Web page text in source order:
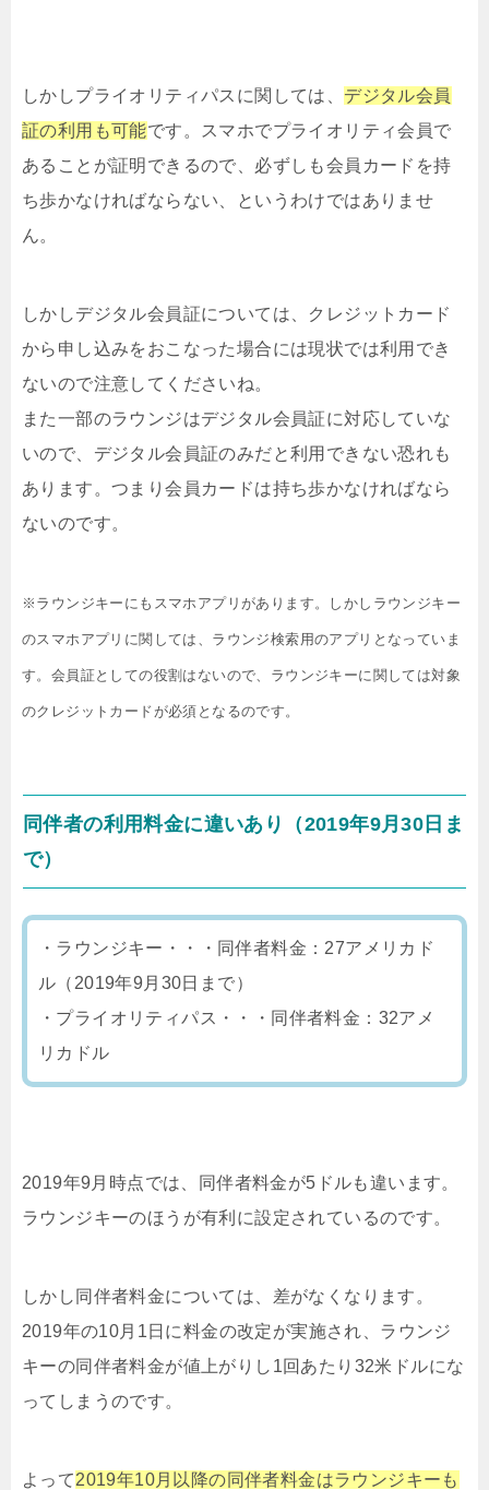
しかしプライオリティパスに関しては、 デジタル会員
証の利用も可能です。スマホでプライオリティ会員で
あることが証明できるので、必ずしも会員カードを持
ち歩かなければならない、というわけではありませ
ん。
しかしデジタル会員証については、クレジットカード
から申し込みをおこなった場合には現状では利用でき
ないので注意してくださいね。
また一部のラウンジはデジタル会員証に対応していな
いので、デジタル会員証のみだと利用できない恐れも
あります。つまり会員カードは持ち歩かなければなら
ないのです。
※ラウンジキーにもスマホアプリがあります。しかしラウンジキー
のスマホアプリに関しては、ラウンジ検索用のアプリとなっていま
す。会員証としての役割はないので、ラウンジキーに関しては対象
のクレジットカードが必須となるのです。
同伴者の利用料金に違いあり（2019年9月30日ま
で）
・ラウンジキー・・・同伴者料金：27アメリカド
ル（2019年9月30日まで）
・プライオリティパス・・・同伴者料金：32アメ
リカドル
2019年9月時点では、同伴者料金が5ドルも違います。
ラウンジキーのほうが有利に設定されているのです。
しかし同伴者料金については、差がなくなります。
2019年の10月1日に料金の改定が実施され、ラウンジ
キーの同伴者料金が値上がりし1回あたり32米ドルにな
ってしまうのです。
よって2019年10月以降の同伴者料金はラウンジキーも